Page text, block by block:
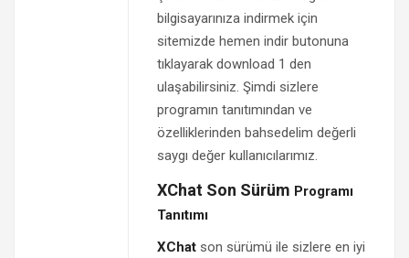
bilgisayarınıza indirmek için
sitemizde hemen indir butonuna
tıklayarak download 1 den
ulaşabilirsiniz. Şimdi sizlere
programın tanıtımından ve
özelliklerinden bahsedelim değerli
saygı değer kullanıcılarımız.
XChat Son Sürüm Programı
Tanıtımı
XChatson sürümü ile sizlere en iyi